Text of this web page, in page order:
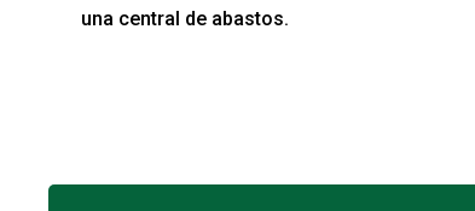
una central de abastos.